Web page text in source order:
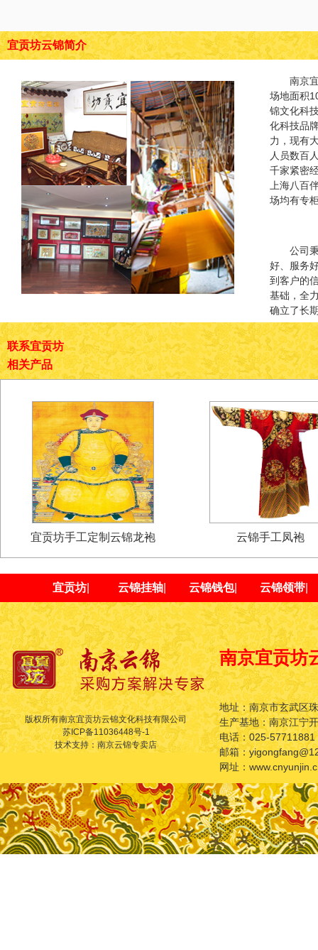
宜贡坊云锦简介
南京
场地面积
锦文化科
化科技品
力，现有
人员数百
千家紧密
上海八百
场均有专
公司
好、服务
到客户的
基础，全
确立了长
联系宜贡坊
相关产品
宜贡坊手工定制云锦龙袍 云锦手工凤袍
宜贡坊 云锦挂轴 云锦钱包| 云锦领带
版权所有南京宜贡坊云锦文化科技有限公司
苏ICP备11036448号-1
技术支持：南京云锦专卖店
南京宜贡坊
地址：南京市玄武区
生产基地：南京江宁
电话：025-57711881
邮箱：
网址：